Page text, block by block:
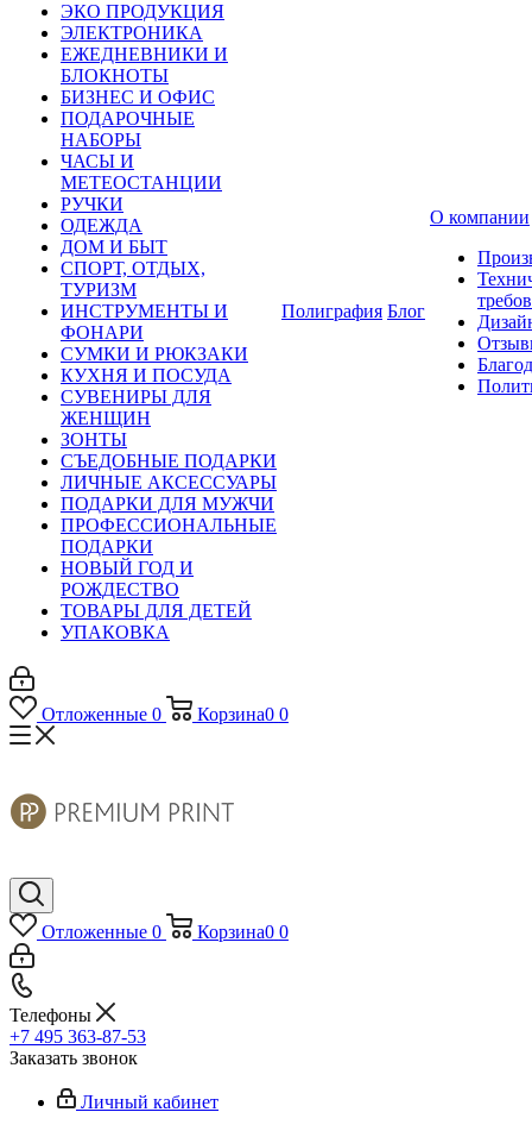
ЭКО ПРОДУКЦИЯ
ЭЛЕКТРОНИКА
ЕЖЕДНЕВНИКИ И
БЛОКНОТЫ
БИЗНЕС И ОФИС
ПОДАРОЧНЫЕ
НАБОРЫ
ЧАСЫ И
МЕТЕОСТАНЦИИ
РУЧКИ
ОДЕЖДА
ДОМ И БЫТ
СПОРТ, ОТДЫХ,
ТУРИЗМ
ИНСТРУМЕНТЫ И
ФОНАРИ
СУМКИ И РЮКЗАКИ
КУХНЯ И ПОСУДА
СУВЕНИРЫ ДЛЯ
ЖЕНЩИН
ЗОНТЫ
СЪЕДОБНЫЕ ПОДАРКИ
ЛИЧНЫЕ АКСЕССУАРЫ
ПОДАРКИ ДЛЯ МУЖЧИ
ПРОФЕССИОНАЛЬНЫЕ
ПОДАРКИ
НОВЫЙ ГОД И
РОЖДЕСТВО
ТОВАРЫ ДЛЯ ДЕТЕЙ
УПАКОВКА
Полиграфия Блог
О компании
Отложенные 0 Корзина0 0
Отложенные 0 Корзина0 0
Телефоны
+7 495 363-87-53
Заказать звонок
Личный кабинет